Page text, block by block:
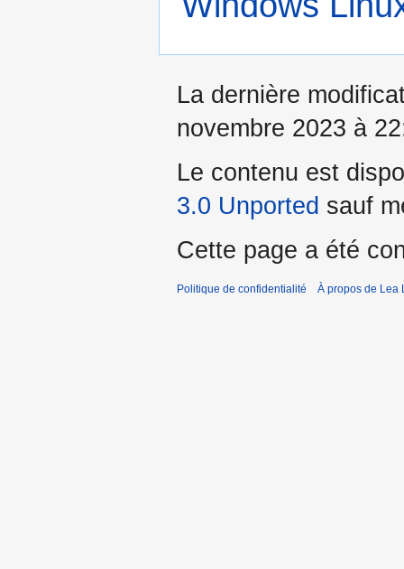
La dernière
novembre 2023 à
Le contenu est
3.0 Unported sauf
Cette page a été
Politique de confidentialité À propos de Lea